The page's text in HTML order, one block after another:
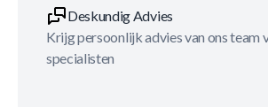
Deskundig Advies
Krijg persoonlijk advies van ons team
specialisten